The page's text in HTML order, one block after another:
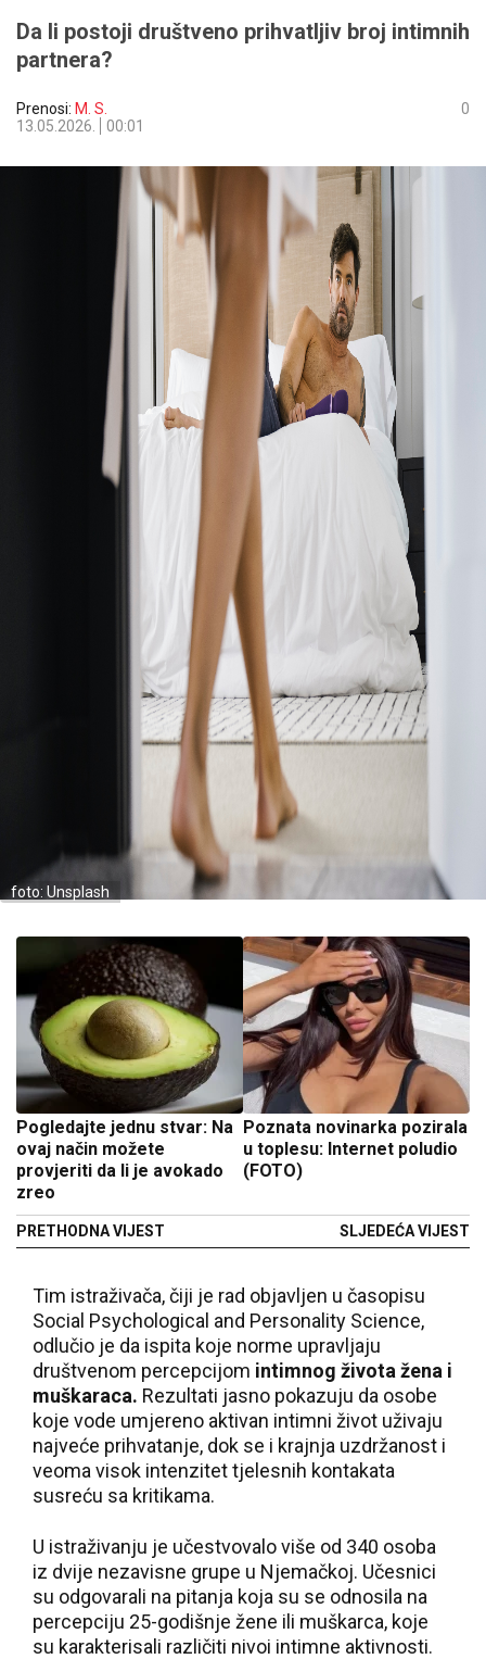
Da li postoji društveno prihvatljiv broj intimnih
partnera?
Prenosi: M. S.
13.05.2026.
00:01
0
foto: Unsplash
Pogledajte jednu stvar: Na
ovaj način možete
provjeriti da li je avokado
zreo
PRETHODNA VIJEST
Poznata novinarka pozirala
u toplesu: Internet poludio
(FOTO)
SLJEDEĆA VIJEST
Tim istraživača, čiji je rad objavljen u časopisu
Social Psychological and Personality Science,
odlučio je da ispita koje norme upravljaju
društvenom percepcijom intimnog života žena i
muškaraca. Rezultati jasno pokazuju da osobe
koje vode umjereno aktivan intimni život uživaju
najveće prihvatanje, dok se i krajnja uzdržanost i
veoma visok intenzitet tjelesnih kontakata
susreću sa kritikama.
U istraživanju je učestvovalo više od 340 osoba
iz dvije nezavisne grupe u Njemačkoj. Učesnici
su odgovarali na pitanja koja su se odnosila na
percepciju 25-godišnje žene ili muškarca, koje
su karakterisali različiti nivoi intimne aktivnosti.